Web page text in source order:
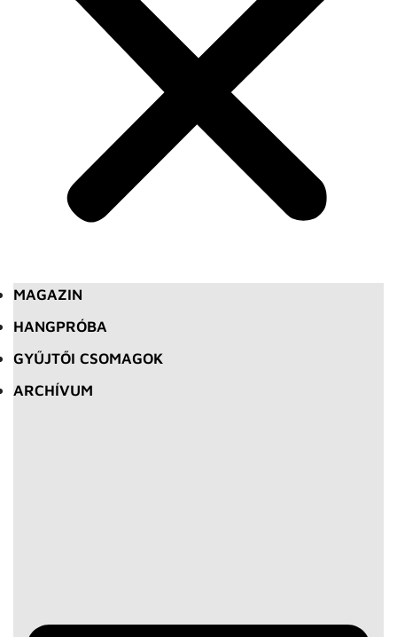
MAGAZIN
HANGPRÓBA
GYŰJTŐI CSOMAGOK
ARCHÍVUM